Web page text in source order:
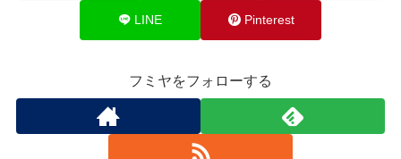
LINE Pinterest
フミヤをフォローする